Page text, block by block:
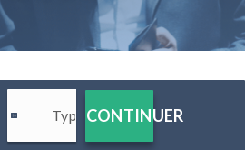
CONTINUER